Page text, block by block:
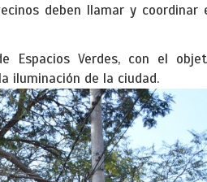
deben llamar y coordinar
Espacios Verdes, con el
iluminación de la ciudad.